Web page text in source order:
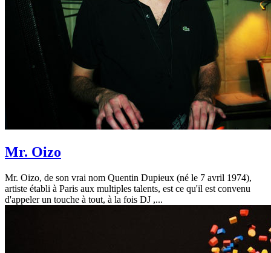
Mr. Oizo
Mr. Oizo, de son vrai nom Quentin Dupieux (né le 7 avril 1974),
artiste établi à Paris aux multiples talents, est ce qu'il est convenu
d'appeler un touche à tout, à la fois DJ ,...